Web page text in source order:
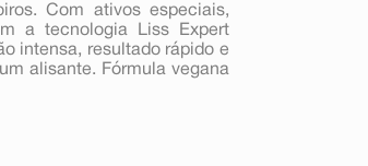
Com ativos especiais,
a tecnologia Liss Expert
intensa, resultado rápido e
alisante. Fórmula vegana